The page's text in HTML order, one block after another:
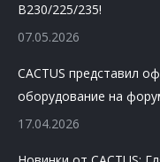
B230/225/235!
07.05.2026
CACTUS представил
оборудование на
17.04.2026